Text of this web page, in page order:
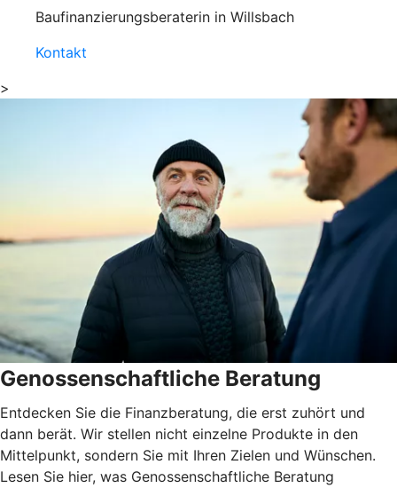
Baufinanzierungsberaterin in Willsbach
Kontakt
>
Genossenschaftliche Beratung
Entdecken Sie die Finanzberatung, die erst zuhört und
dann berät. Wir stellen nicht einzelne Produkte in den
Mittelpunkt, sondern Sie mit Ihren Zielen und Wünschen.
Lesen Sie hier, was Genossenschaftliche Beratung